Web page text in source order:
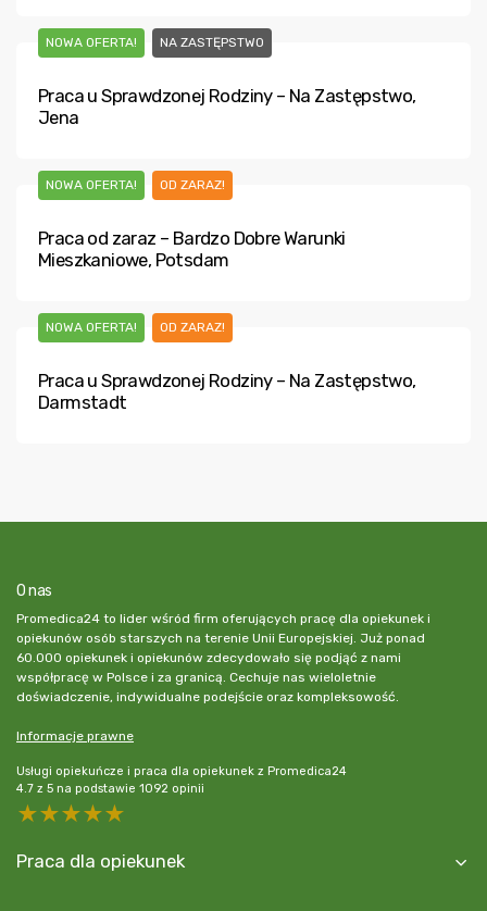
NOWA OFERTA! NA ZASTĘPSTWO
Praca u Sprawdzonej Rodziny – Na Zastępstwo,
Jena
NOWA OFERTA! OD ZARAZ!
Praca od zaraz – Bardzo Dobre Warunki
Mieszkaniowe, Potsdam
NOWA OFERTA! OD ZARAZ!
Praca u Sprawdzonej Rodziny – Na Zastępstwo,
Darmstadt
O nas
Promedica24 to lider wśród firm oferujących pracę dla opiekunek i
opiekunów osób starszych na terenie Unii Europejskiej. Już ponad
60.000 opiekunek i opiekunów zdecydowało się podjąć z nami
współpracę w Polsce i za granicą. Cechuje nas wieloletnie
doświadczenie, indywidualne podejście oraz kompleksowość.
Informacje prawne
Usługi opiekuńcze i praca dla opiekunek z Promedica24
4.7 z 5 na podstawie 1092 opinii
5 stars
4 stars
3 stars
2 stars
Praca dla opiekunek